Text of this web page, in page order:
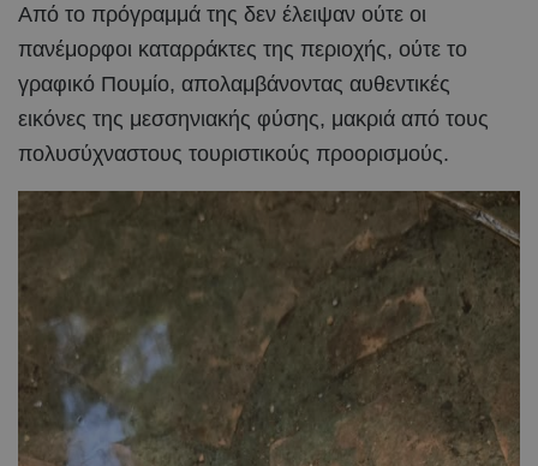
Από το πρόγραμμά της δεν έλειψαν ούτε οι
πανέμορφοι καταρράκτες της περιοχής, ούτε το
γραφικό Πουμίο, απολαμβάνοντας αυθεντικές
εικόνες της μεσσηνιακής φύσης, μακριά από τους
πολυσύχναστους τουριστικούς προορισμούς.